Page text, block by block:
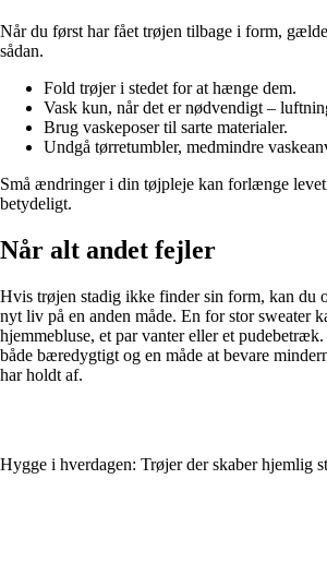
Når du først har fået trøjen tilbage i form,
sådan.
Fold trøjer i stedet for at hænge dem.
Vask kun, når det er nødvendigt –
Brug vaskeposer til sarte materialer.
Undgå tørretumbler, medmindre
Små ændringer i din tøjpleje kan forlænge
betydeligt.
Når alt andet fejler
Hvis trøjen stadig ikke finder sin form, kan du
nyt liv på en anden måde. En for stor sweater
hjemmebluse, et par vanter eller et
både bæredygtigt og en måde at bevare
har holdt af.
Hygge i hverdagen: Trøjer der skaber hjemlig